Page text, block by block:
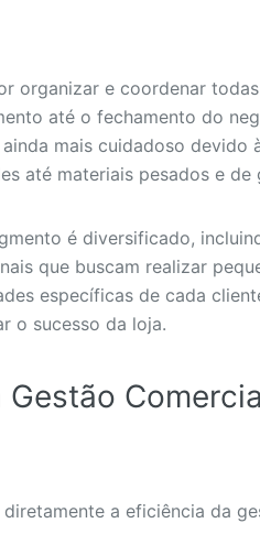
organizar e coordenar
até o fechamento do
mais cuidadoso devido
até materiais pesados e de
é diversificado,
que buscam realizar
específicas de cada
o sucesso da loja.
a eficiência da